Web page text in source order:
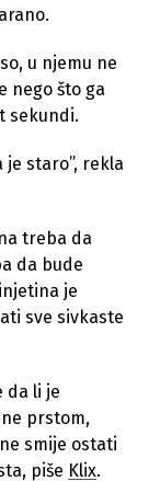
u njemu ne
nego što ga
sekundi.
je staro”, rekla
treba da
da bude
je
sve sivkaste
da li je
prstom,
smije ostati
piše Klix.